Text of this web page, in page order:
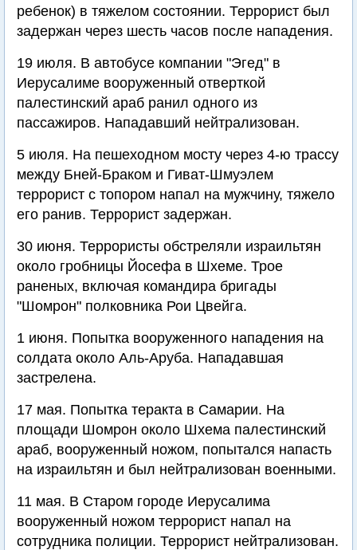
ребенок) в тяжелом состоянии. Террорист был
задержан через шесть часов после нападения.
19 июля. В автобусе компании "Эгед" в
Иерусалиме вооруженный отверткой
палестинский араб ранил одного из
пассажиров. Нападавший нейтрализован.
5 июля. На пешеходном мосту через 4-ю трассу
между Бней-Браком и Гиват-Шмуэлем
террорист с топором напал на мужчину, тяжело
его ранив. Террорист задержан.
30 июня. Террористы обстреляли израильтян
около гробницы Йосефа в Шхеме. Трое
раненых, включая командира бригады
"Шомрон" полковника Рои Цвейга.
1 июня. Попытка вооруженного нападения на
солдата около Аль-Аруба. Нападавшая
застрелена.
17 мая. Попытка теракта в Самарии. На
площади Шомрон около Шхема палестинский
араб, вооруженный ножом, попытался напасть
на израильтян и был нейтрализован военными.
11 мая. В Старом городе Иерусалима
вооруженный ножом террорист напал на
сотрудника полиции. Террорист нейтрализован.